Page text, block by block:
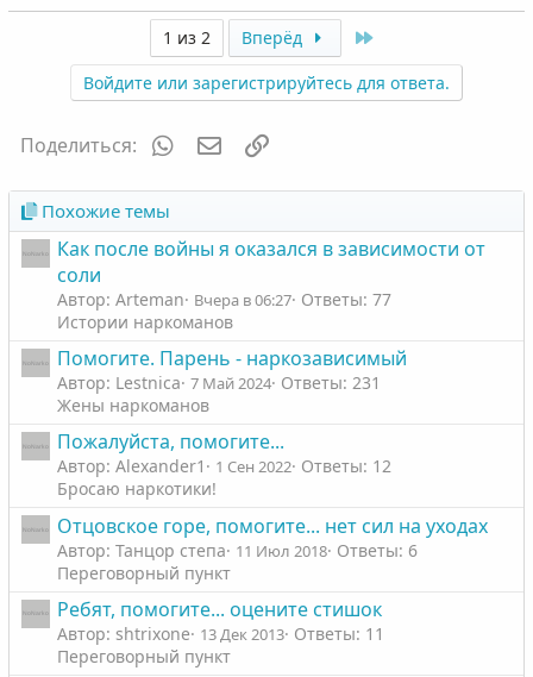
1 из 2 Вперёд
Войдите или зарегистрируйтесь для ответа.
Поделиться: WhatsAppЭлектронная почта
Похожие темы
Как после войны я оказался в зависимости от
соли
Автор: Arteman Вчера в 06:27 Ответы: 77
Истории наркоманов
Помогите. Парень - наркозависимый
Автор: Lestnica 7 Май 2024 Ответы: 231
Жены наркоманов
Пожалуйста, помогите...
Автор: Alexander1 1 Сен 2022 Ответы: 12
Бросаю наркотики!
Отцовское горе, помогите... нет сил на уходах
Автор: Танцор степа 11 Июл 2018 Ответы: 6
Переговорный пункт
Ребят, помогите... оцените стишок
Автор: shtrixone 13 Дек 2013 Ответы: 11
Переговорный пункт